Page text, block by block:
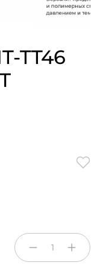
TT46
1